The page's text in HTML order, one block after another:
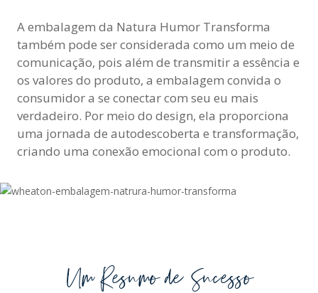
A embalagem da Natura Humor Transforma
também pode ser considerada como um meio de
comunicação, pois além de transmitir a essência e
os valores do produto, a embalagem convida o
consumidor a se conectar com seu eu mais
verdadeiro. Por meio do design, ela proporciona
uma jornada de autodescoberta e transformação,
criando uma conexão emocional com o produto.
Um Resumo de Sucesso